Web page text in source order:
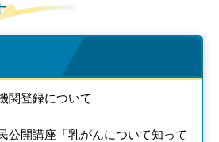
関登録について
公開講座「乳がんについて知って